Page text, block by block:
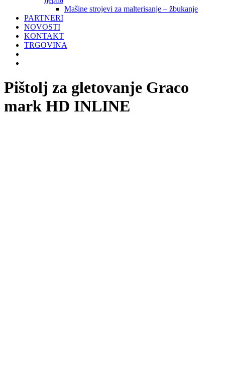
Mašine strojevi za malterisanje – žbukanje
PARTNERI
NOVOSTI
KONTAKT
TRGOVINA
Pištolj za gletovanje Graco
mark HD INLINE